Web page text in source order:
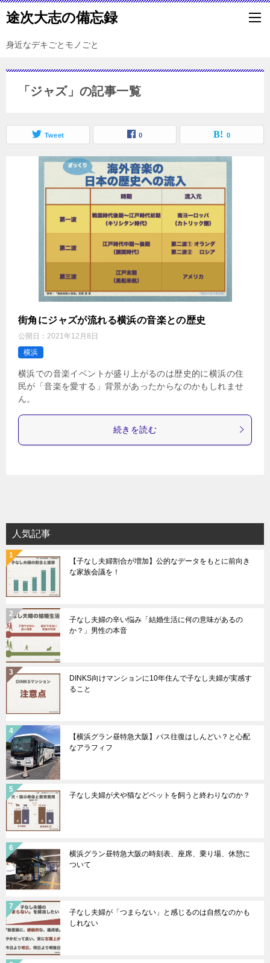
途次大志の備忘録
身近なデキごとモノごと
「ジャズ」の記事一覧
Tweet 0 0
街角にジャズが流れる横浜の音楽との歴史
公開日： 2021年12月8日
横浜
横浜での音楽イベントが盛り上がるのは歴史的に横浜の住
民が「音楽を愛する」背景があったからなのかもしれませ
ん。
続きを読む
人気記事
【子なし夫婦割合が増加】公的なデータをもとに前向き
な家族会議を！
子なし夫婦の辛い悩み「結婚生活に何の意味があるの
か？」男性の本音
DINKS向けマンションに10年住んで子なし夫婦が実感す
ること
【横浜グラン昼特急大阪】バス往復はしんどい？と心配
なアラフィフ
子なし夫婦が犬や猫などペットを飼うと終わりなのか？
横浜グラン昼特急大阪の時刻表、座席、乗り場、休憩に
ついて
子なし夫婦が「つまらない」と感じるのは自然なのかも
しれない